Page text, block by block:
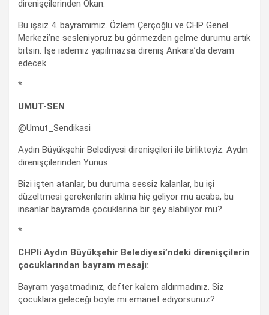
direnişçilerinden Okan:
Bu işsiz 4. bayramımız. Özlem Çerçoğlu ve CHP Genel
Merkezi’ne sesleniyoruz bu görmezden gelme durumu artık
bitsin. İşe iademiz yapılmazsa direniş Ankara’da devam
edecek.
*
UMUT-SEN
@Umut_Sendikasi
Aydın Büyükşehir Belediyesi direnişçileri ile birlikteyiz. Aydın
direnişçilerinden Yunus:
Bizi işten atanlar, bu duruma sessiz kalanlar, bu işi
düzeltmesi gerekenlerin aklına hiç geliyor mu acaba, bu
insanlar bayramda çocuklarına bir şey alabiliyor mu?
*
CHPli Aydın Büyükşehir Belediyesi’ndeki direnişçilerin
çocuklarından bayram mesajı:
Bayram yaşatmadınız, defter kalem aldırmadınız. Siz
çocuklara geleceği böyle mi emanet ediyorsunuz?